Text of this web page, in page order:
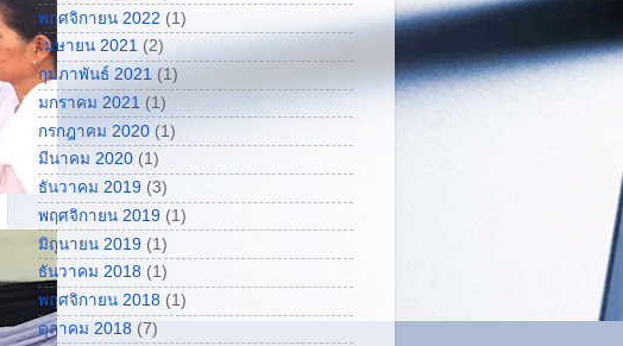
พฤศจิกายน 2022 (1)
เมษายน 2021 (2)
กุมภาพันธ์ 2021 (1)
มกราคม 2021 (1)
กรกฎาคม 2020 (1)
มีนาคม 2020 (1)
ธันวาคม 2019 (3)
พฤศจิกายน 2019 (1)
มิถุนายน 2019 (1)
ธันวาคม 2018 (1)
พฤศจิกายน 2018 (1)
ตุลาคม 2018 (7)